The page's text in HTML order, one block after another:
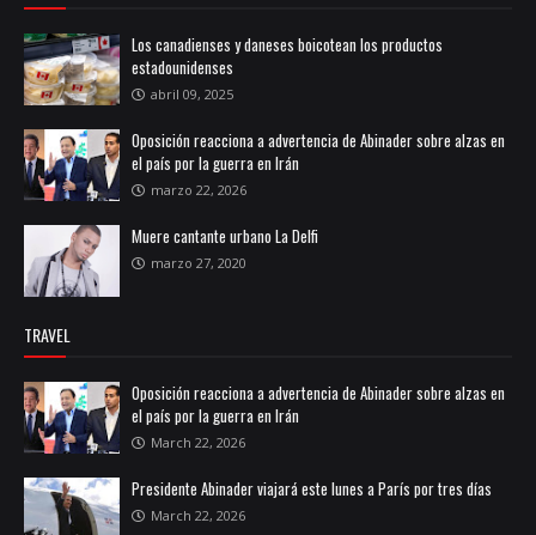
Los canadienses y daneses boicotean los productos
estadounidenses
abril 09, 2025
Oposición reacciona a advertencia de Abinader sobre alzas en
el país por la guerra en Irán
marzo 22, 2026
Muere cantante urbano La Delfi
marzo 27, 2020
TRAVEL
Oposición reacciona a advertencia de Abinader sobre alzas en
el país por la guerra en Irán
March 22, 2026
Presidente Abinader viajará este lunes a París por tres días
March 22, 2026